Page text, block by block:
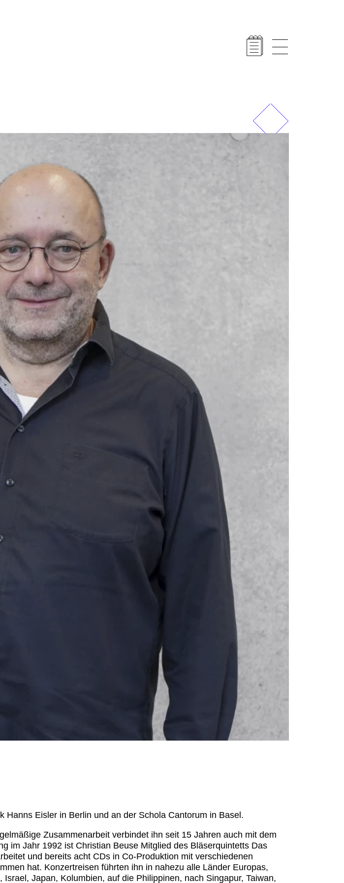
VorherigesNächstes
Eisler in Berlin und an der Schola Cantorum in Basel.
Zusammenarbeit verbindet ihn seit 15 Jahren auch mit dem
im Jahr 1992 ist Christian Beuse Mitglied des Bläserquintetts Das
und bereits acht CDs in Co-Produktion mit verschiedenen
hat. Konzertreisen führten ihn in nahezu alle Länder Europas,
Japan, Kolumbien, auf die Philippinen, nach Singapur, Taiwan,